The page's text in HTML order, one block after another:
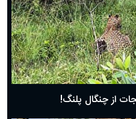
از چنگال پلنگ!